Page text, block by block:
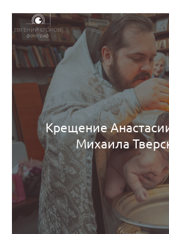
Крещение
Михаила